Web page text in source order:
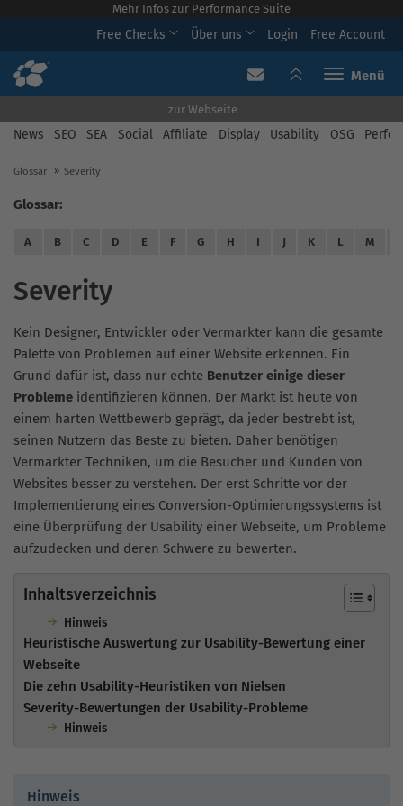
Mehr Infos zur Performance Suite
Free Checks Über uns Login Free Account
Toggle
zur Webseite
News SEO SEA Social Affiliate Display Usability OSG
Glossar Severity
Glossar:
A B C D E F G H I J K L M
Severity
Kein Designer, Entwickler oder Vermarkter kann die gesamte
Palette von Problemen auf einer Website erkennen. Ein
Grund dafür ist, dass nur echte Benutzer einige dieser
Probleme identifizieren können. Der Markt ist heute von
einem harten Wettbewerb geprägt, da jeder bestrebt ist,
seinen Nutzern das Beste zu bieten. Daher benötigen
Vermarkter Techniken, um die Besucher und Kunden von
Websites besser zu verstehen. Der erst Schritte vor der
Implementierung eines Conversion-Optimierungssystems ist
eine Überprüfung der Usability einer Webseite, um Probleme
aufzudecken und deren Schwere zu bewerten.
Inhaltsverzeichnis
Hinweis
Heuristische Auswertung zur Usability-Bewertung einer
Webseite
Die zehn Usability-Heuristiken von Nielsen
Severity-Bewertungen der Usability-Probleme
Hinweis
Hinweis